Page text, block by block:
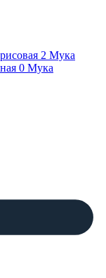
2 Мука
0 Мука